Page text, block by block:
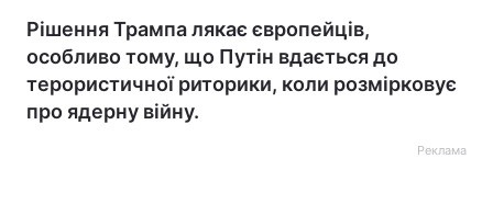
Рішення Трампа лякає європейців,
особливо тому, що Путін вдається до
терористичної риторики, коли розмірковує
про ядерну війну.
Реклама